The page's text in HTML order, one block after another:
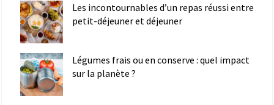
Les incontournables d’un repas réussi entre
petit-déjeuner et déjeuner
Légumes frais ou en conserve : quel impact
sur la planète ?